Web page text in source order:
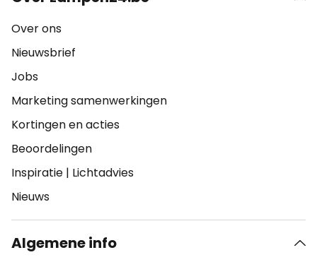
Over ons
Nieuwsbrief
Jobs
Marketing samenwerkingen
Kortingen en acties
Beoordelingen
Inspiratie | Lichtadvies
Nieuws
Algemene info